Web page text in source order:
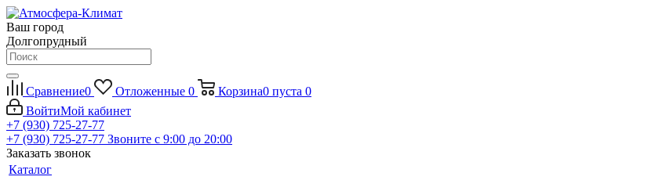
Ваш город
Долгопрудный
Сравнение0 Отложенные 0 Корзина0 пуста 0
ВойтиМой кабинет
+7 (930) 725-27-77
+7 (930) 725-27-77 Звоните с 9:00 до 20:00
Заказать звонок
Каталог